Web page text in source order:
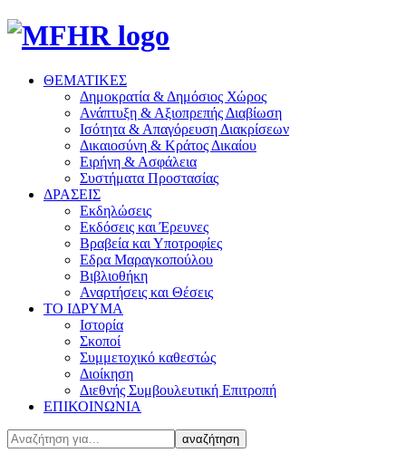
ΘΕΜΑΤΙΚΕΣ
Δημοκρατία & Δημόσιος Χώρος
Ανάπτυξη & Αξιοπρεπής Διαβίωση
Ισότητα & Απαγόρευση Διακρίσεων
Δικαιοσύνη & Κράτος Δικαίου
Ειρήνη & Ασφάλεια
Συστήματα Προστασίας
ΔΡΑΣΕΙΣ
Εκδηλώσεις
Εκδόσεις και Έρευνες
Βραβεία και Υποτροφίες
Εδρα Μαραγκοπούλου
Βιβλιοθήκη
Αναρτήσεις και Θέσεις
ΤΟ ΙΔΡΥΜΑ
Ιστορία
Σκοποί
Συμμετοχικό καθεστώς
Διοίκηση
Διεθνής Συμβουλευτική Επιτροπή
ΕΠΙΚΟΙΝΩΝΙΑ